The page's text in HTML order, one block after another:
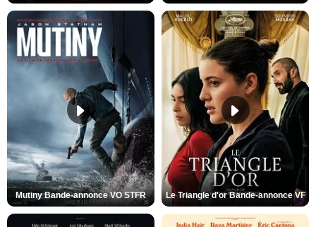
Mutiny Bande-annonce VO STFR Le Triangle d'or Bande-annonce VF